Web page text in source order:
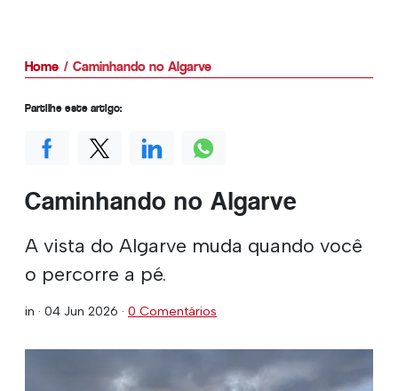
Home Caminhando no Algarve
Caminhando no Algarve
A vista do Algarve muda quando você
o percorre a pé.
in · 04 Jun 2026 · 0 Comentários
Partilhe este artigo: